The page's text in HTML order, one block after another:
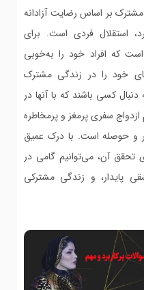
بر اساس رضایت آزادانه
استقلال فردی است. برای
است که افراد خود را به‌خوبی
خود را در زندگی مشترک
کسی باشند که با آنها در
سفری پرمغز و پرمخاطره
و حوصله است. با درک عمیق
تحقق آن، می‌توانیم گامی در
پایدار، و زندگی مشترکی